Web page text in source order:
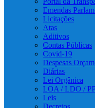
Emendas
Licitações
Atas
Aditivos
Contas Públicas
Covid-19
Despesas
Diárias
Lei Orgânica
LOA / LDO /
Leis